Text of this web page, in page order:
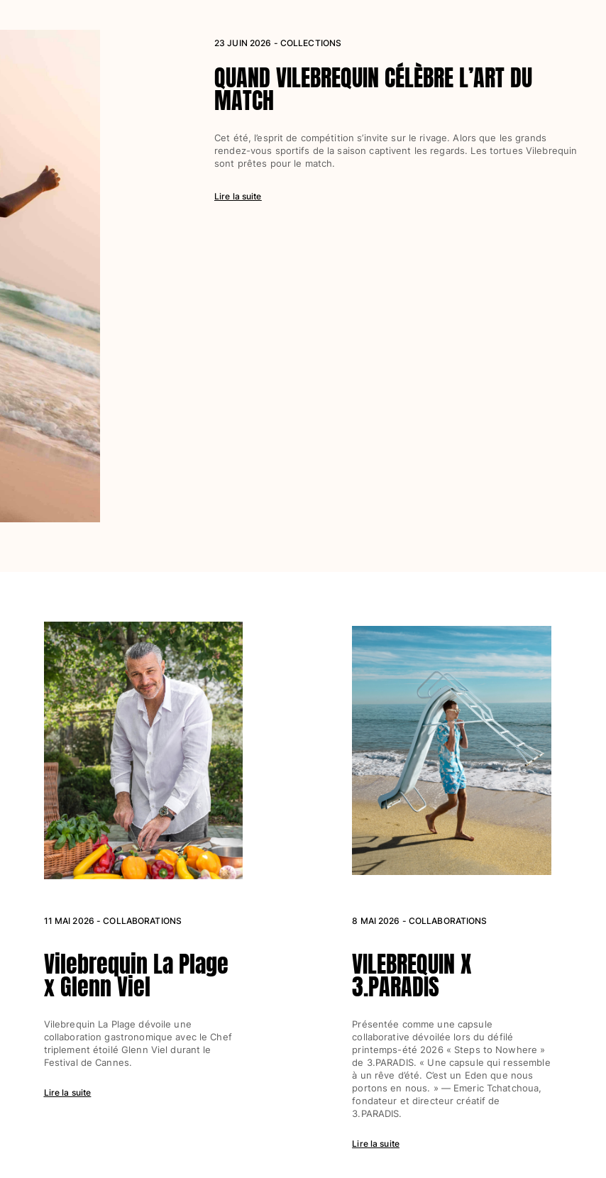
23 JUIN 2026 - COLLECTIONS
QUAND VILEBREQUIN CÉLÈBRE L’ART DU
MATCH
Cet été, l’esprit de compétition s’invite sur le rivage. Alors que les grands
rendez-vous sportifs de la saison captivent les regards. Les tortues Vilebrequin
sont prêtes pour le match.
Lire la suite
11 MAI 2026 -COLLABORATIONS
Vilebrequin La Plage
x Glenn Viel
Vilebrequin La Plage dévoile une
collaboration gastronomique avec le Chef
triplement étoilé Glenn Viel durant le
Festival de Cannes.
Lire la suite
8 MAI 2026 - COLLABORATIONS
VILEBREQUIN X
3.PARADIS
Présentée comme une capsule
collaborative dévoilée lors du défilé
printemps-été 2026 « Steps to Nowhere »
de 3.PARADIS. « Une capsule qui ressemble
à un rêve d’été. C’est un Eden que nous
portons en nous. » — Emeric Tchatchoua,
fondateur et directeur créatif de
3.PARADIS.
Lire la suite